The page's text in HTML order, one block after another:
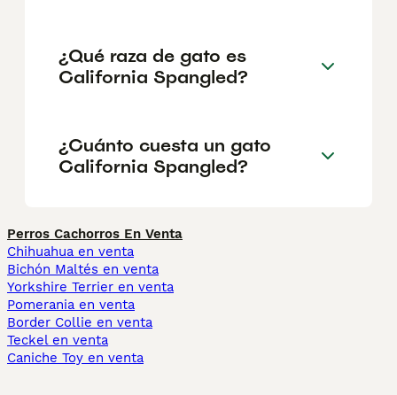
¿Qué raza de gato es
California Spangled?
¿Cuánto cuesta un gato
California Spangled?
Perros Cachorros En Venta
Chihuahua en venta
Bichón Maltés en venta
Yorkshire Terrier en venta
Pomerania en venta
Border Collie en venta
Teckel en venta
Caniche Toy en venta